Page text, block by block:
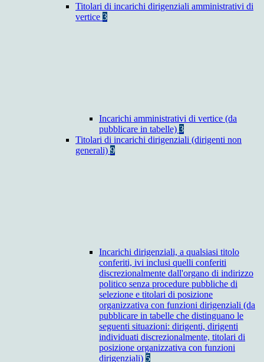
Titolari di incarichi dirigenziali amministrativi di
vertice 3
Incarichi amministrativi di vertice (da
pubblicare in tabelle) 3
Titolari di incarichi dirigenziali (dirigenti non
generali) 9
Incarichi dirigenziali, a qualsiasi titolo
conferiti, ivi inclusi quelli conferiti
discrezionalmente dall'organo di indirizzo
politico senza procedure pubbliche di
selezione e titolari di posizione
organizzativa con funzioni dirigenziali (da
pubblicare in tabelle che distinguano le
seguenti situazioni: dirigenti, dirigenti
individuati discrezionalmente, titolari di
posizione organizzativa con funzioni
dirigenziali) 5